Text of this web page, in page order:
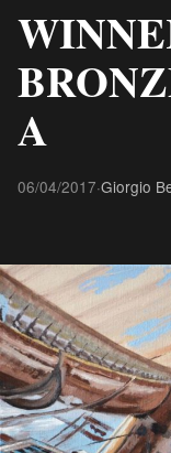
A
06/04/2017·Giorgio